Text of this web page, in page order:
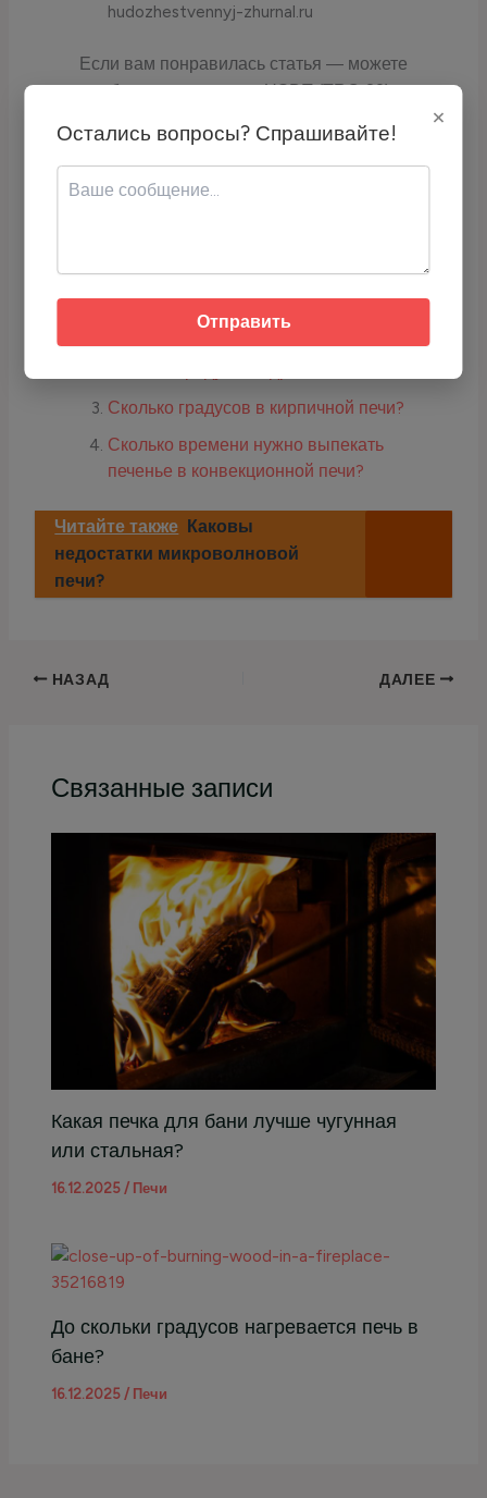
hudozhestvennyj-zhurnal.ru
Если вам понравилась статья — можете
отблагодарить через USDT (TRC-20):
Адрес кошелька:TCyyra9LZrQ4DvrScSqhoTR1TLYH2j6E
Про бани, печи, сауны:
Сколько отступать от печи в бане?
Сколько градусов в кирпичной печи?
Сколько времени нужно выпекать
печенье в конвекционной печи?
Читайте также Каковы
недостатки микроволновой
печи?
НАЗАД ДАЛЕЕ
Связанные записи
Какая печка для бани лучше чугунная
или стальная?
16.12.2025 / Печи
До скольки градусов нагревается печь в
бане?
16.12.2025 / Печи
×
Остались вопросы? Спрашивайте!
Отправить